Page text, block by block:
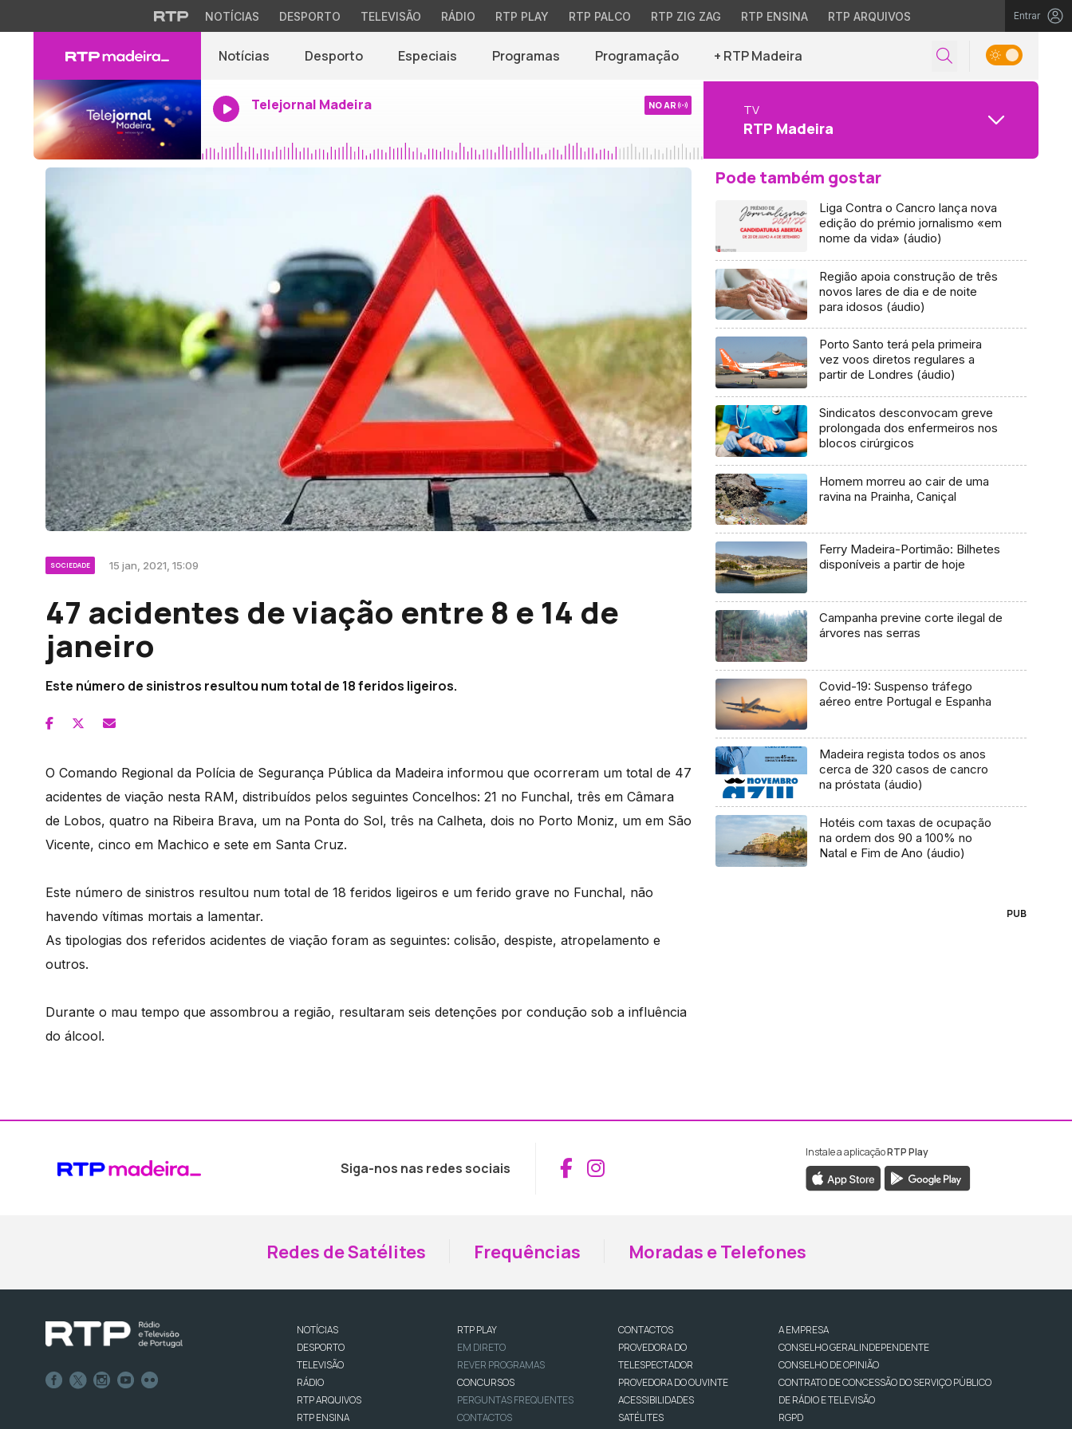
NOTÍCIAS DESPORTO TELEVISÃO RÁDIO RTP PLAY RTP PALCO RTP ZIG ZAG RTP ENSINA RTP ARQUIVOS Entrar
Notícias Desporto Especiais Programas Programação + RTP Madeira
Telejornal Madeira NO AR TV
RTP Madeira
SOCIEDADE 15 jan, 2021, 15:09
47 acidentes de viação entre 8 e 14 de
janeiro
Este número de sinistros resultou num total de 18 feridos ligeiros.
O Comando Regional da Polícia de Segurança Pública da Madeira informou que ocorreram um total de 47
acidentes de viação nesta RAM, distribuídos pelos seguintes Concelhos: 21 no Funchal, três em Câmara
de Lobos, quatro na Ribeira Brava, um na Ponta do Sol, três na Calheta, dois no Porto Moniz, um em São
Vicente, cinco em Machico e sete em Santa Cruz.
Este número de sinistros resultou num total de 18 feridos ligeiros e um ferido grave no Funchal, não
havendo vítimas mortais a lamentar.
As tipologias dos referidos acidentes de viação foram as seguintes: colisão, despiste, atropelamento e
outros.
Durante o mau tempo que assombrou a região, resultaram seis detenções por condução sob a influência
do álcool.
Pode também gostar
Liga Contra o Cancro lança nova
edição do prémio jornalismo «em
nome da vida» (áudio)
Região apoia construção de três
novos lares de dia e de noite
para idosos (áudio)
Porto Santo terá pela primeira
vez voos diretos regulares a
partir de Londres (áudio)
Sindicatos desconvocam greve
prolongada dos enfermeiros nos
blocos cirúrgicos
Homem morreu ao cair de uma
ravina na Prainha, Caniçal
Ferry Madeira-Portimão: Bilhetes
disponíveis a partir de hoje
Campanha previne corte ilegal de
árvores nas serras
Covid-19: Suspenso tráfego
aéreo entre Portugal e Espanha
Madeira regista todos os anos
cerca de 320 casos de cancro
na próstata (áudio)
Hotéis com taxas de ocupação
na ordem dos 90 a 100% no
Natal e Fim de Ano (áudio)
PUB
Siga-nos nas redes sociais Aceder ao Facebook da RTP Madeira
Aceder ao Instagram da RTP Madeira
Instale a aplicaçãoRTP Play
Redes de Satélites Frequências Moradas e Telefones
NOTÍCIAS
DESPORTO
TELEVISÃO
RÁDIO
RTP ARQUIVOS
RTP ENSINA
RTP PLAY
EM DIRETO
REVER PROGRAMAS
CONCURSOS
PERGUNTAS FREQUENTES
CONTACTOS
CONTACTOS
PROVEDORA DO
TELESPECTADOR
PROVEDORA DO OUVINTE
ACESSIBILIDADES
SATÉLITES
A EMPRESA
CONSELHO GERAL INDEPENDENTE
CONSELHO DE OPINIÃO
CONTRATO DE CONCESSÃO DO SERVIÇO PÚBLICO
DE RÁDIO E TELEVISÃO
RGPD